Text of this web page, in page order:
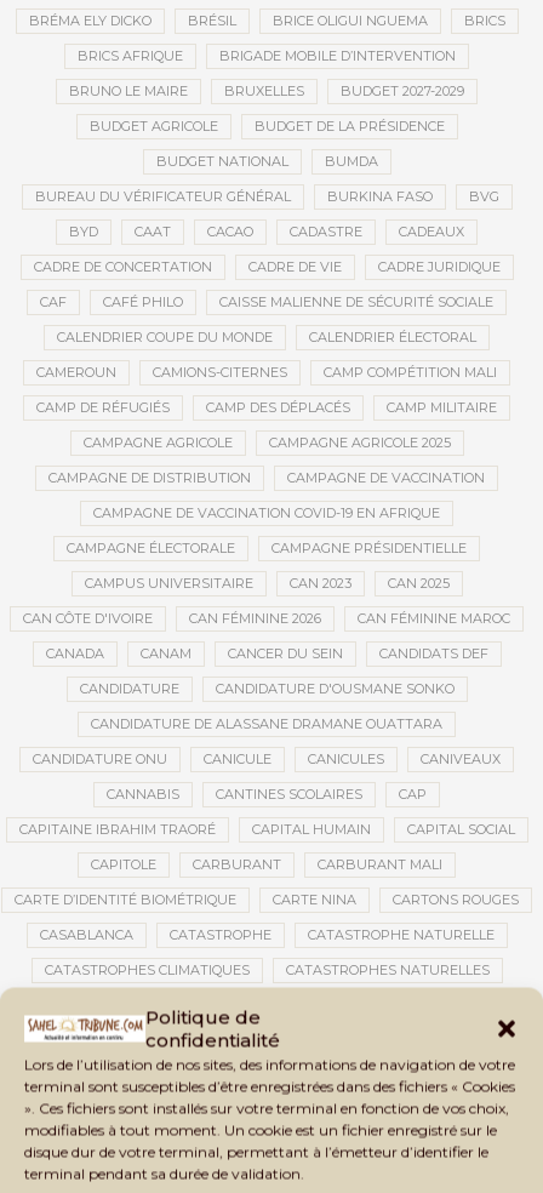
Politique de
confidentialité
Lors de l’utilisation de nos sites, des informations de navigation de votre
terminal sont susceptibles d’être enregistrées dans des fichiers « Cookies
». Ces fichiers sont installés sur votre terminal en fonction de vos choix,
modifiables à tout moment. Un cookie est un fichier enregistré sur le
disque dur de votre terminal, permettant à l’émetteur d’identifier le
terminal pendant sa durée de validation.
BRÉMA ELY DICKO BRÉSIL BRICE OLIGUI NGUEMA BRICS
BRICS AFRIQUE BRIGADE MOBILE D’INTERVENTION
BRUNO LE MAIRE BRUXELLES BUDGET 2027-2029
BUDGET AGRICOLE BUDGET DE LA PRÉSIDENCE
BUDGET NATIONAL BUMDA
BUREAU DU VÉRIFICATEUR GÉNÉRAL BURKINA FASO BVG
BYD CAAT CACAO CADASTRE CADEAUX
CADRE DE CONCERTATION CADRE DE VIE CADRE JURIDIQUE
CAF CAFÉ PHILO CAISSE MALIENNE DE SÉCURITÉ SOCIALE
CALENDRIER COUPE DU MONDE CALENDRIER ÉLECTORAL
CAMEROUN CAMIONS-CITERNES CAMP COMPÉTITION MALI
CAMP DE RÉFUGIÉS CAMP DES DÉPLACÉS CAMP MILITAIRE
CAMPAGNE AGRICOLE CAMPAGNE AGRICOLE 2025
CAMPAGNE DE DISTRIBUTION CAMPAGNE DE VACCINATION
CAMPAGNE DE VACCINATION COVID-19 EN AFRIQUE
CAMPAGNE ÉLECTORALE CAMPAGNE PRÉSIDENTIELLE
CAMPUS UNIVERSITAIRE CAN 2023 CAN 2025
CAN CÔTE D'IVOIRE CAN FÉMININE 2026 CAN FÉMININE MAROC
CANADA CANAM CANCER DU SEIN CANDIDATS DEF
CANDIDATURE CANDIDATURE D'OUSMANE SONKO
CANDIDATURE DE ALASSANE DRAMANE OUATTARA
CANDIDATURE ONU CANICULE CANICULES CANIVEAUX
CANNABIS CANTINES SCOLAIRES CAP
CAPITAINE IBRAHIM TRAORÉ CAPITAL HUMAIN CAPITAL SOCIAL
CAPITOLE CARBURANT CARBURANT MALI
CARTE D’IDENTITÉ BIOMÉTRIQUE CARTE NINA CARTONS ROUGES
CASABLANCA CATASTROPHE CATASTROPHE NATURELLE
CATASTROPHES CLIMATIQUES CATASTROPHES NATURELLES
CÉDÉAO CEDEAO CEI CÉLÉBRATION NATIONALE CEMAC
CEMAPI CEN-SNESUP CENOU CENSURE
CENTRAFRIQUE CENTRALE SOLAIRE
CENTRALE SOLAIRE DE SANANKOROBA CENTRALES SOLAIRES
CENTRE D'INTELLIGENCE ARTIFICIELLE